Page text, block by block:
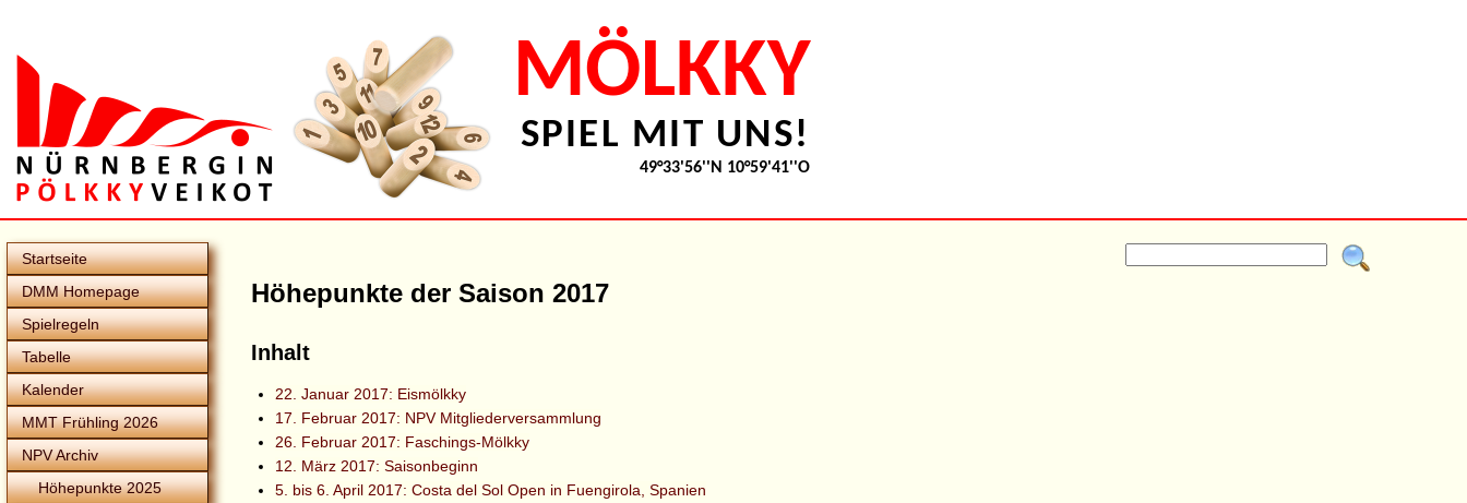
MÖLKKY
SPIEL MIT UNS!
49°33'56''N 10°59'41''O
Startseite
DMM Homepage
Spielregeln
Tabelle
Kalender
MMT Frühling 2026
NPV Archiv
Höhepunkte 2025
Höhepunkte der Saison 2017
Inhalt
22. Januar 2017: Eismölkky
17. Februar 2017: NPV Mitgliederversammlung
26. Februar 2017: Faschings-Mölkky
12. März 2017: Saisonbeginn
5. bis 6. April 2017: Costa del Sol Open in Fuengirola, Spanien